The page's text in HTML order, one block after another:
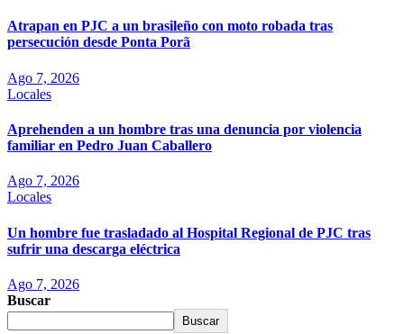
Atrapan en PJC a un brasileño con moto robada tras
persecución desde Ponta Porã
Ago 7, 2026
Locales
Aprehenden a un hombre tras una denuncia por violencia
familiar en Pedro Juan Caballero
Ago 7, 2026
Locales
Un hombre fue trasladado al Hospital Regional de PJC tras
sufrir una descarga eléctrica
Ago 7, 2026
Buscar
Buscar